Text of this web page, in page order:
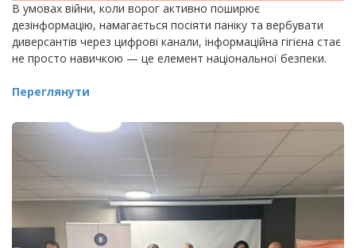
В умовах війни, коли ворог активно поширює
дезінформацію, намагається посіяти паніку та вербувати
диверсантів через цифрові канали, інформаційна гігієна стає
не просто навичкою — це елемент національної безпеки.
Переглянути